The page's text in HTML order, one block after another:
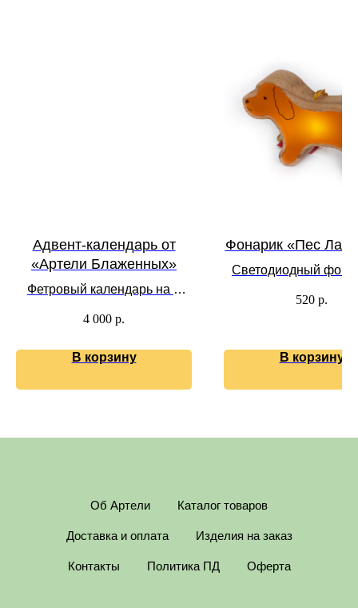
Адвент-календарь от
«Артели Блаженных»
Фетровый календарь на 7
Артели
4 000 р.
В корзину
Фонарик «Пес
Светодиодный
520 р.
В корзину
Об Артели Каталог товаров
Доставка и оплата Изделия на заказ
Контакты Политика ПД Оферта